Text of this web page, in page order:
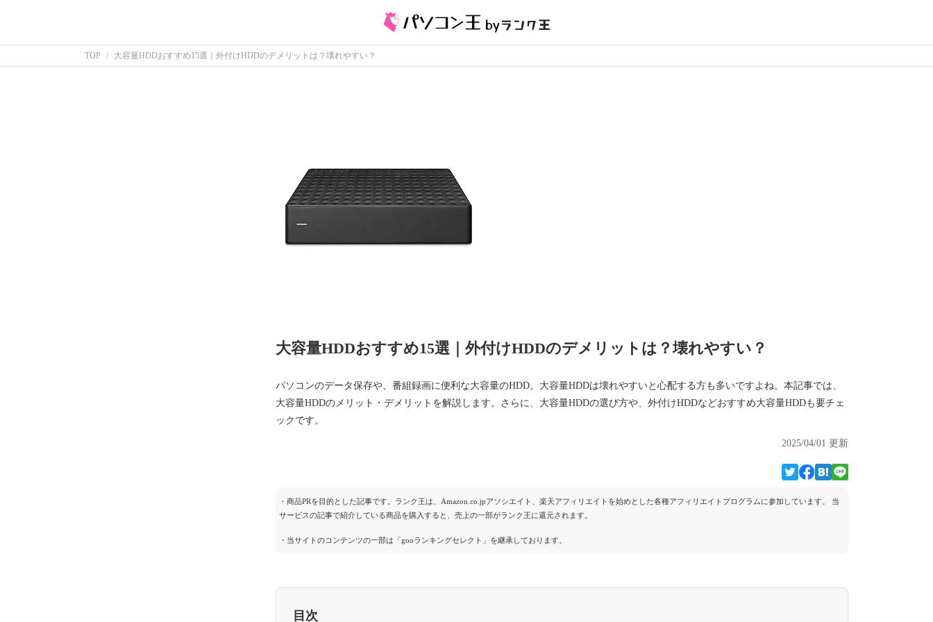
TOP 大容量HDDおすすめ15選｜外付けHDDのデメリットは？壊れやすい？
大容量HDDおすすめ15選｜外付けHDDのデメリットは？壊れやすい？
パソコンのデータ保存や、番組録画に便利な大容量のHDD。大容量HDDは壊れやすいと心配する方も多いですよね。本記事では、
大容量HDDのメリット・デメリットを解説します。さらに、大容量HDDの選び方や、外付けHDDなどおすすめ大容量HDDも要チェ
ックです。
2025/04/01 更新
・商品PRを目的とした記事です。ランク王は、Amazon.co.jpアソシエイト、楽天アフィリエイトを始めとした各種アフィリエイトプログラムに参加しています。 当
サービスの記事で紹介している商品を購入すると、売上の一部がランク王に還元されます。
・当サイトのコンテンツの一部は「gooランキングセレクト」を継承しております。
目次